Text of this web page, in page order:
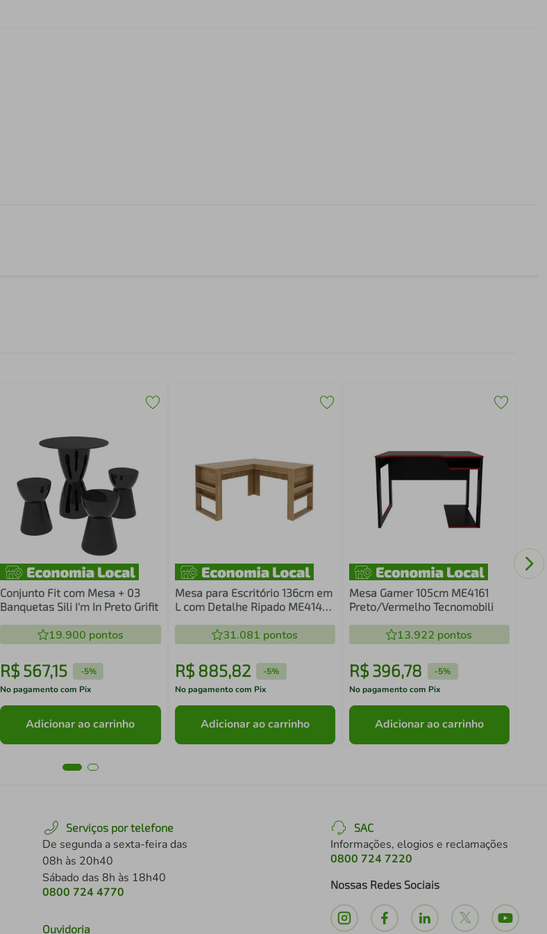
Conjunto Fit com Mesa + 03
Banquetas Sili I'm In Preto Grifit
19.900 pontos
R$567,15 -5%
No pagamento com Pix
Adicionar ao carrinho
Mesa para Escritório 136cm em
L com Detalhe Ripado ME4145
31.081 pontos
R$ 885,82 -5%
No pagamento com Pix
Adicionar ao carrinho
Mesa Gamer 105cm ME4161
Preto/Vermelho Tecnomobili
13.922 pontos
R$ 396,78 -5%
No pagamento com Pix
Adicionar ao carrinho
Serviços por telefone
De segunda a sexta-feira das
08h às 20h40
Sábado das 8h às 18h40
0800 724 4770
Ouvidoria
SAC
Informações, elogios e reclamações
0800 724 7220
Nossas Redes Sociais